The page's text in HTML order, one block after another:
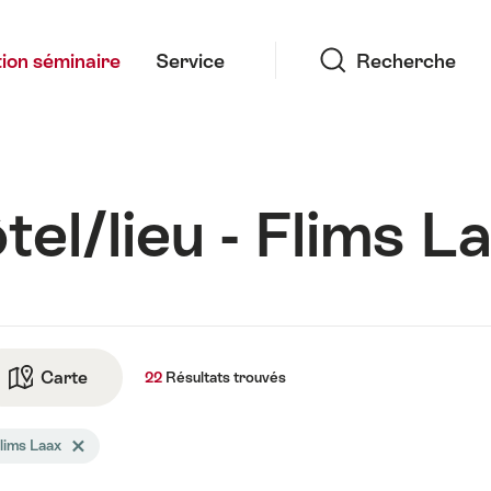
séminaire Service Recherche
lieu - Flims
Carte Vers la vue de la carte
22 Résultatstrouvés
LaaxEffacer le tag Flims Laax